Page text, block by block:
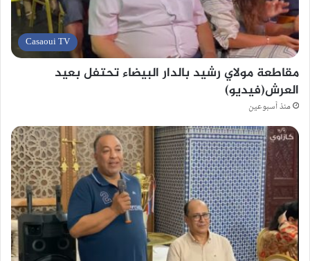
Casaoui TV
مقاطعة مولاي رشيد بالدار البيضاء تحتفل بعيد
العرش(فيديو)
منذ أسبوعين